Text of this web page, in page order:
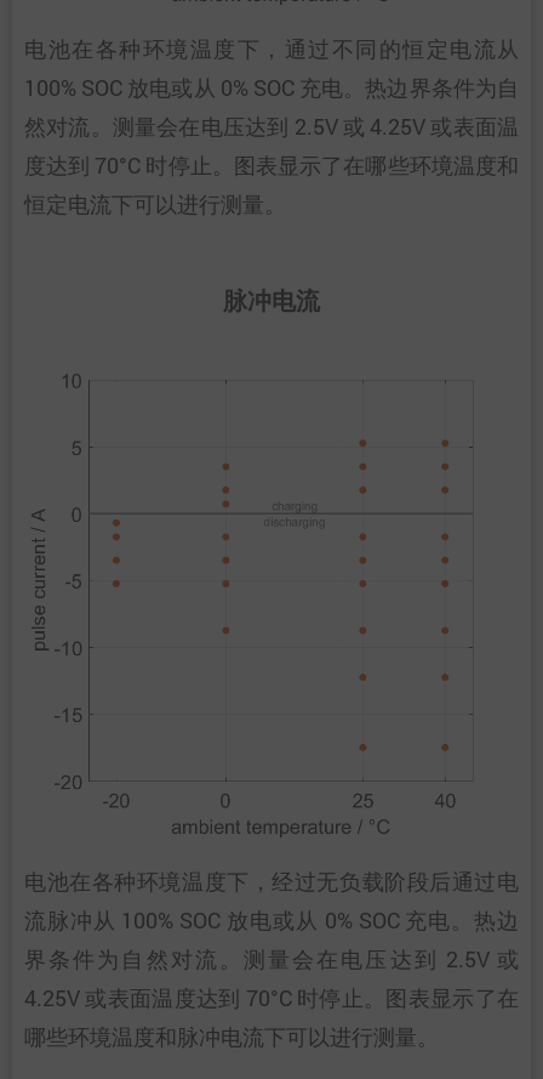
电池在各种环境温度下，通过不同的恒定电流从
100% SOC 放电或从 0% SOC 充电。热边界条件为自
然对流。测量会在电压达到 2.5V 或 4.25V 或表面温
度达到 70°C 时停止。图表显示了在哪些环境温度和
恒定电流下可以进行测量。
脉冲电流
电池在各种环境温度下，经过无负载阶段后通过电
流脉冲从 100% SOC 放电或从 0% SOC 充电。热边
界条件为自然对流。测量会在电压达到 2.5V 或
4.25V 或表面温度达到 70°C 时停止。图表显示了在
哪些环境温度和脉冲电流下可以进行测量。